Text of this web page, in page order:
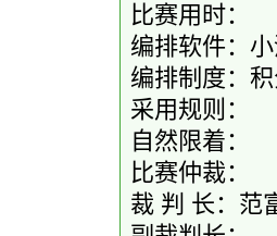
比赛用时：
编排软件：
编排制度：
采用规则：
自然限着：
比赛仲裁：
裁 判 长：范